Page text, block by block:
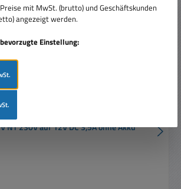
NT 230V auf 12V DC 3,5A ohne Akku
mit MwSt. (brutto) und Geschäftskunden
angezeigt werden.
Einstellung: